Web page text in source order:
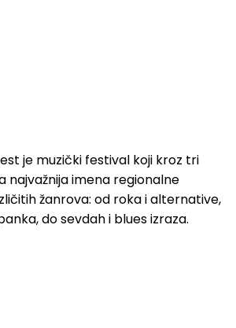
je muzički festival koji kroz tri
najvažnija imena regionalne
žanrova: od roka i alternative,
do sevdah i blues izraza.